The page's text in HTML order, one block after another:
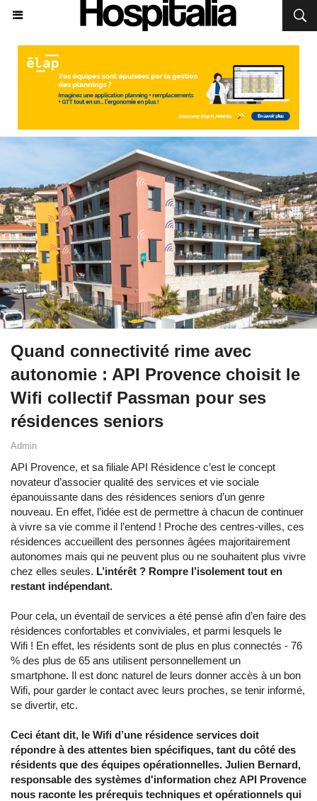
Quand connectivité rime avec
autonomie : API Provence choisit le
Wifi collectif Passman pour ses
résidences seniors
Admin
API Provence, et sa filiale API Résidence c’est le concept
novateur d’associer qualité des services et vie sociale
épanouissante dans des résidences seniors d’un genre
nouveau. En effet, l’idée est de permettre à chacun de continuer
à vivre sa vie comme il l’entend ! Proche des centres-villes, ces
résidences accueillent des personnes âgées majoritairement
autonomes mais qui ne peuvent plus ou ne souhaitent plus vivre
chez elles seules. L’intérêt ? Rompre l’isolement tout en
restant indépendant.
Pour cela, un éventail de services a été pensé afin d’en faire des
résidences confortables et conviviales, et parmi lesquels le
Wifi ! En effet, les résidents sont de plus en plus connectés - 76
% des plus de 65 ans utilisent personnellement un
smartphone. Il est donc naturel de leurs donner accès à un bon
Wifi, pour garder le contact avec leurs proches, se tenir informé,
se divertir, etc.
Ceci étant dit, le Wifi d’une résidence services doit
répondre à des attentes bien spécifiques, tant du côté des
résidents que des équipes opérationnelles. Julien Bernard,
responsable des systèmes d'information chez API Provence
nous raconte les prérequis techniques et opérationnels qui